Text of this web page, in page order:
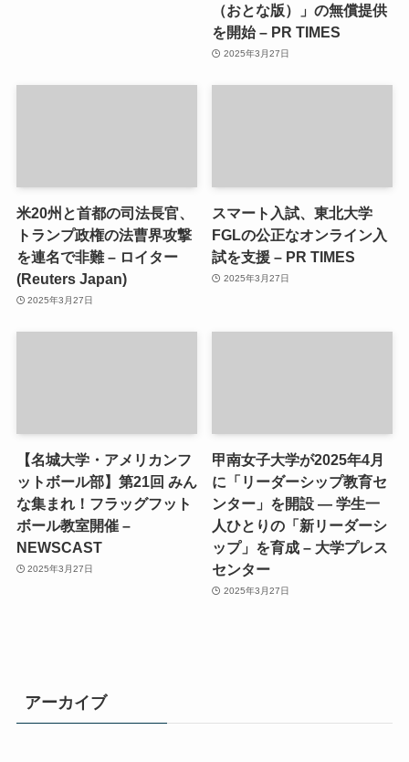
（おとな版）」の無償提供
を開始 – PR TIMES
2025年3月27日
米20州と首都の司法長官、
トランプ政権の法曹界攻撃
を連名で非難 – ロイター
(Reuters Japan)
2025年3月27日
スマート入試、東北大学
FGLの公正なオンライン入
試を支援 – PR TIMES
2025年3月27日
【名城大学・アメリカンフ
ットボール部】第21回 みん
な集まれ！フラッグフット
ボール教室開催 –
NEWSCAST
2025年3月27日
甲南女子大学が2025年4月
に「リーダーシップ教育セ
ンター」を開設 ― 学生一
人ひとりの「新リーダーシ
ップ」を育成 – 大学プレス
センター
2025年3月27日
アーカイブ